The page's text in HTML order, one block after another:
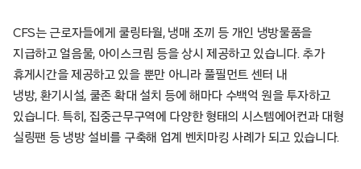
CFS는 근로자들에게 쿨링타월, 냉매 조끼 등 개인 냉방물품을
지급하고 얼음물, 아이스크림 등을 상시 제공하고 있습니다. 추가
휴게시간을 제공하고 있을 뿐만 아니라 풀필먼트 센터 내
냉방, 환기시설, 쿨존 확대 설치 등에 해마다 수백억 원을 투자하고
있습니다. 특히, 집중근무구역에 다양한 형태의 시스템에어컨과 대형
실링팬 등 냉방 설비를 구축해 업계 벤치마킹 사례가 되고 있습니다.